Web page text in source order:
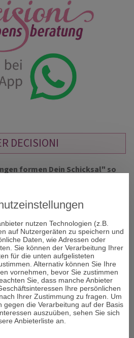
DECISIONI
formen Dein Schicksal" so
sind ein Moment in
nach Erholung und suchen den
was genau gibt es, um bei sich
und den Fokus auf das zu lenken,
Leben und die richtigen
zu bringen ist von enormer
Man könnte auch sagen – es
nutzen Technologien (z.B.
auf Nutzergeräten zu speichern und
Daten, wie Adressen oder
Sie können der Verarbeitung Ihrer
für die unten aufgelisteten
Alternativ können Sie Ihre
vornehmen, bevor Sie zustimmen
Sie, dass manche Anbieter
Ihre persönlichen
Ihrer Zustimmung zu fragen. Um
gegen die Verarbeitung auf der Basis
auszuüben, sehen Sie sich
Anbieterliste an.